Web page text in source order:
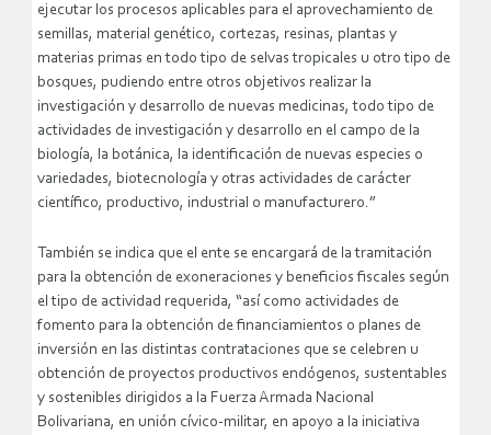
detalla por ejemplo en el numeral 14: “Efectuar el estudio y
ejecutar los procesos aplicables para el aprovechamiento de
semillas, material genético, cortezas, resinas, plantas y
materias primas en todo tipo de selvas tropicales u otro tipo de
bosques, pudiendo entre otros objetivos realizar la
investigación y desarrollo de nuevas medicinas, todo tipo de
actividades de investigación y desarrollo en el campo de la
biología, la botánica, la identificación de nuevas especies o
variedades, biotecnología y otras actividades de carácter
También se indica que el ente se encargará de la tramitación
para la obtención de exoneraciones y beneficios fiscales según
el tipo de actividad requerida, “así como actividades de
fomento para la obtención de financiamientos o planes de
inversión en las distintas contrataciones que se celebren u
obtención de proyectos productivos endógenos, sustentables
y sostenibles dirigidos a la Fuerza Armada Nacional